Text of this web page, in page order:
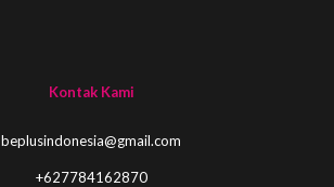
Kontak Kami
beplusindonesia@gmail.com
+627784162870